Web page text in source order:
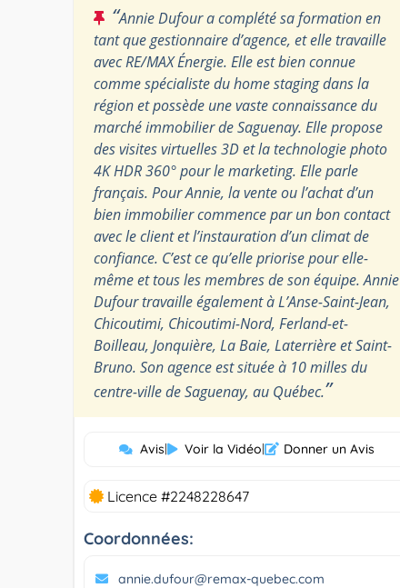
“Annie Dufour a complété sa formation en
tant que gestionnaire d’agence, et elle travaille
avec RE/MAX Énergie. Elle est bien connue
comme spécialiste du home staging dans la
région et possède une vaste connaissance du
marché immobilier de Saguenay. Elle propose
des visites virtuelles 3D et la technologie photo
4K HDR 360° pour le marketing. Elle parle
français. Pour Annie, la vente ou l’achat d’un
bien immobilier commence par un bon contact
avec le client et l’instauration d’un climat de
confiance. C’est ce qu’elle priorise pour elle-
même et tous les membres de son équipe. Annie
Dufour travaille également à L’Anse-Saint-Jean,
Chicoutimi, Chicoutimi-Nord, Ferland-et-
Boilleau, Jonquière, La Baie, Laterrière et Saint-
Bruno. Son agence est située à 10 milles du
centre-ville de Saguenay, au Québec.”
Avis| Voir la Vidéo| Donner un Avis
Licence #2248228647
Coordonnées:
annie.dufour@remax-quebec.com